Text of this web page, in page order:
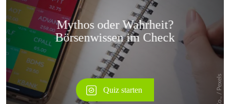
Überspringen